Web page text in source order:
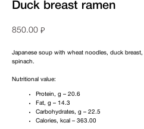
Duck breast ramen
850.00 ₽
Japanese soup with wheat noodles, duck
spinach.
Nutritional value:
Protein, g – 20.6
Fat, g – 14.3
Carbohydrates, g – 22.5
Calories, kcal – 363.00
Политика конфиденциальности
Согласие на обработку персональных
Разработка сайта